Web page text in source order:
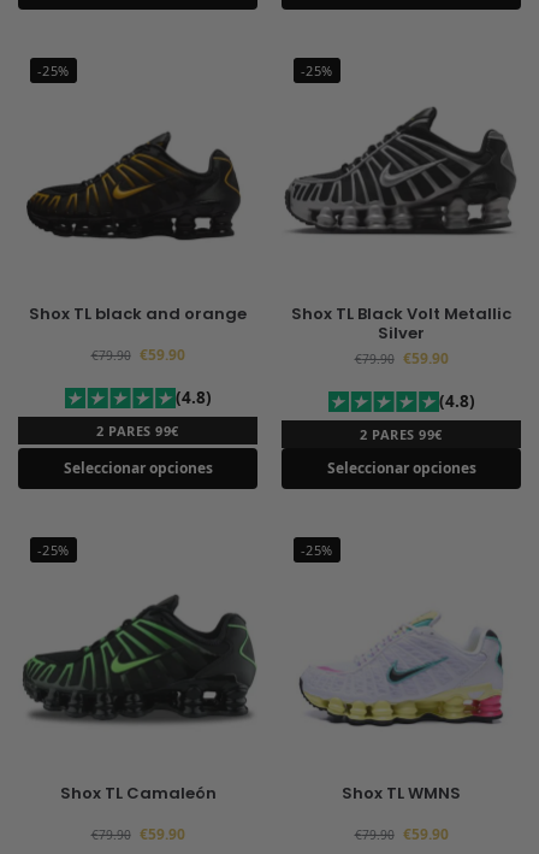
-25%
Shox TL black and orange
€79.90 €59.90
(4.8)
2 PARES 99€
Seleccionar opciones
-25%
Shox TL Black Volt Metallic
Silver
€79.90 €59.90
(4.8)
2 PARES 99€
Seleccionar opciones
-25%
Shox TL Camaleón
€79.90 €59.90
-25%
Shox TL WMNS
€79.90 €59.90